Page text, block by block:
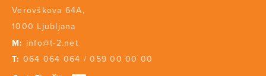
Verovškova 64A,
1000 Ljubljana
M: info@t-2.net
T: 064 064 064 /059 00 00 00